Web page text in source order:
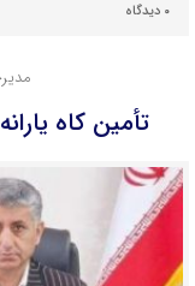
۰ دیدگاه
تأمین کاه